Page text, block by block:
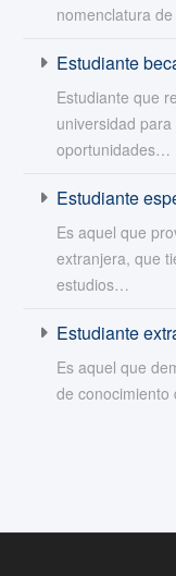
nomenclatura
Estudiante
Estudiante que
universidad
oportunidades…
Estudiante
Es aquel que
extranjera, que
estudios…
Estudiante
Es aquel que
de